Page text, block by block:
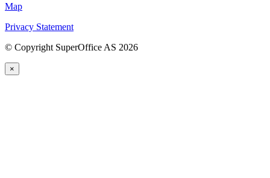
Map
Privacy Statement
© Copyright SuperOffice AS 2026
×